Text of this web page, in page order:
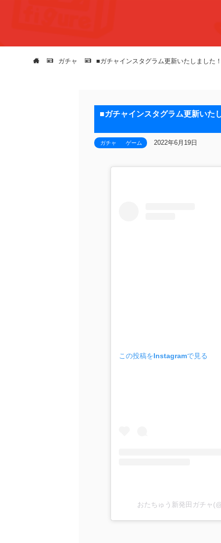
ガチャ ■ガチャインスタグラム更新いたしました
■ガチャインスタグラム更新いた
ガチャ ゲーム 2022年6月19日
この投稿をInstagramで見る
おたちゅう新発田ガチャ